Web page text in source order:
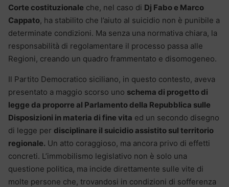
Corte costituzionale che, nel caso di Dj Fabo e Marco
Cappato, ha stabilito che l’aiuto al suicidio non è punibile a
determinate condizioni. Ma senza una normativa chiara, la
responsabilità di regolamentare il processo passa alle
Regioni, creando un quadro frammentato e disomogeneo.
Il Partito Democratico siciliano, in questo contesto, aveva
presentato a maggio scorso uno schema di progetto di
legge da proporre al Parlamento della Repubblica sulle
Disposizioni in materia di fine vita ed un secondo disegno
di legge per disciplinare il suicidio assistito sul territorio
regionale. Un atto coraggioso, ma ancora privo di effetti
concreti. L’immobilismo legislativo non è solo una
questione politica, ma incide direttamente sulle vite di
molte persone che, trovandosi in condizioni di sofferenza